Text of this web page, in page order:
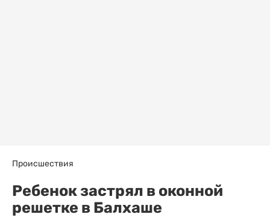
Происшествия
Ребенок застрял в оконной
решетке в Балхаше